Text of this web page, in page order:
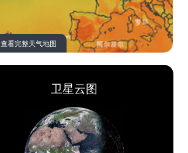
查看完整天气地图
卫星云图